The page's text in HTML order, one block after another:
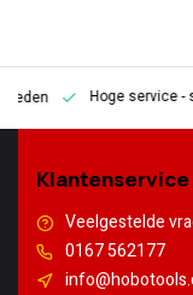
Hoge service- snel
Klantenservice
Veelgestelde
0167 562177